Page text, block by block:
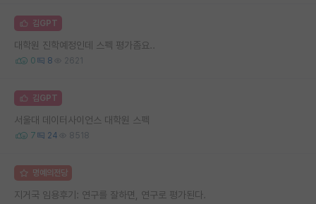
김GPT
대학원 진학예정인데 스펙 평가좀요..
0 8 2621
김GPT
서울대 데이터사이언스 대학원 스펙
7 24 8518
명예의전당
지거국 임용후기: 연구를 잘하면, 연구로 평가된다.